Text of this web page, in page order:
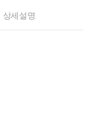
상세설명